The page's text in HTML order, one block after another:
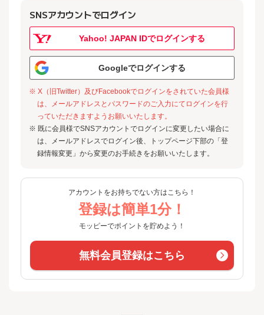
SNSアカウントでログイン
Yahoo! JAPAN IDでログインする
Googleでログインする
※ X（旧Twitter）及びFacebookでログインをされていた会員様
は、メールアドレスとパスワードのご入力にてログインを行
っていただきますようお願いいたします。
※ 既に会員様でSNSアカウントでログインに変更したい場合に
は、メールアドレスでログイン後、トップページ下部の「登
録情報変更」から変更のお手続きをお願いいたします。
アカウントをお持ちでない方はこちら！
登録は簡単1分！
モッピーでポイントを貯めよう！
無料会員登録はこちら